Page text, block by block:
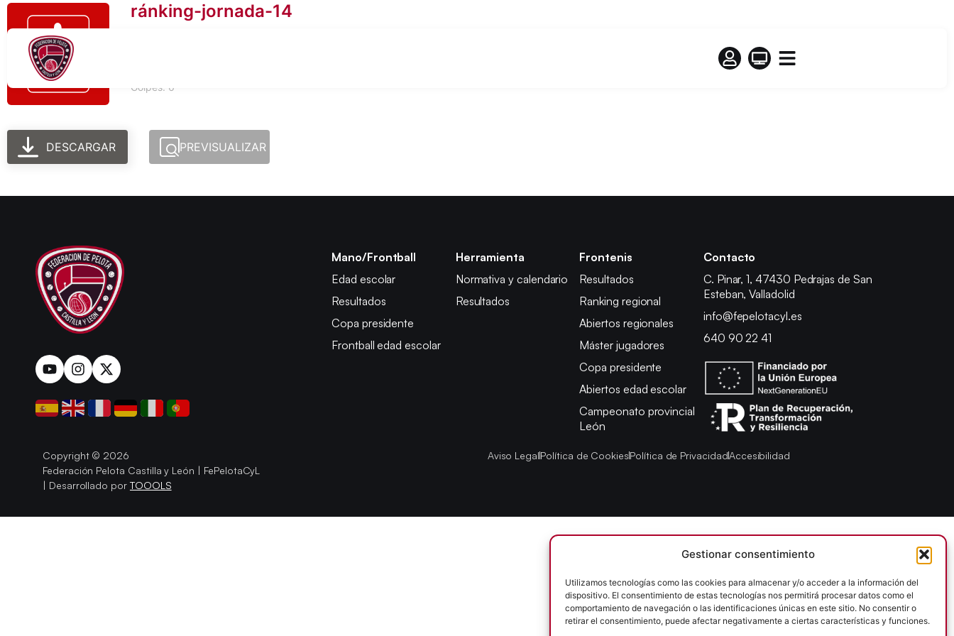
Gestionar consentimiento
Utilizamos tecnologías como las cookies para almacenar y/o acceder a la información del
dispositivo. El consentimiento de estas tecnologías nos permitirá procesar datos como el
comportamiento de navegación o las identificaciones únicas en este sitio. No consentir o
retirar el consentimiento, puede afectar negativamente a ciertas características y funciones.
ránking-jornada-14
Golpes: 6
DESCARGAR PREVISUALIZAR
Mano/Frontball
Edad escolar
Resultados
Copa presidente
Frontball edad escolar
Herramienta
Normativa y calendario
Resultados
Frontenis
Resultados
Ranking regional
Abiertos regionales
Máster jugadores
Copa presidente
Abiertos edad escolar
Campeonato provincial
León
Contacto
C. Pinar, 1, 47430 Pedrajas de San
Esteban, Valladolid
info@fepelotacyl.es
640 90 22 41
Copyright © 2026
Federación Pelota Castilla y León | FePelotaCyL
| Desarrollado por TOOOLS
Aviso LegalPolítica de CookiesPolítica de PrivacidadAccesibilidad